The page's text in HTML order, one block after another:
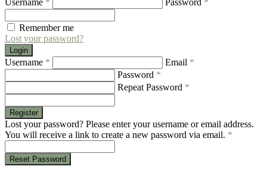
Username * Password *
Remember me
Lost your password?
Login
Username * Email *
Password *
Repeat Password *
Register
Lost your password? Please enter your username or email address.
You will receive a link to create a new password via email. *
Reset Password